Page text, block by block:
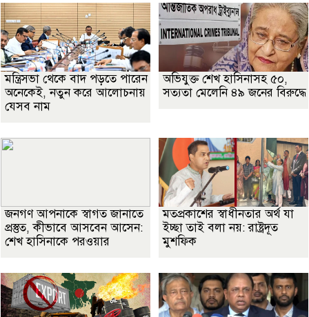
মন্ত্রিসভা থেকে বাদ পড়তে পারেন
অনেকেই, নতুন করে আলোচনায়
যেসব নাম
অভিযুক্ত শেখ হাসিনাসহ ৫০,
সত্যতা মেলেনি ৪৯ জনের বিরুদ্ধে
জনগণ আপনাকে স্বাগত জানাতে
প্রস্তুত, কীভাবে আসবেন আসেন:
শেখ হাসিনাকে পরওয়ার
মতপ্রকাশের স্বাধীনতার অর্থ যা
ইচ্ছা তাই বলা নয়: রাষ্ট্রদূত
মুশফিক